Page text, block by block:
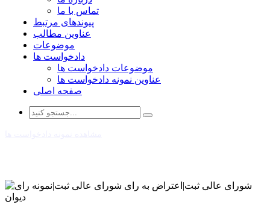
تماس با ما
پیوندهای مرتبط
عناوین مطالب
موضوعات
دادخواست ها
موضوعات دادخواست ها
عناوین نمونه دادخواست ها
صفحه اصلی